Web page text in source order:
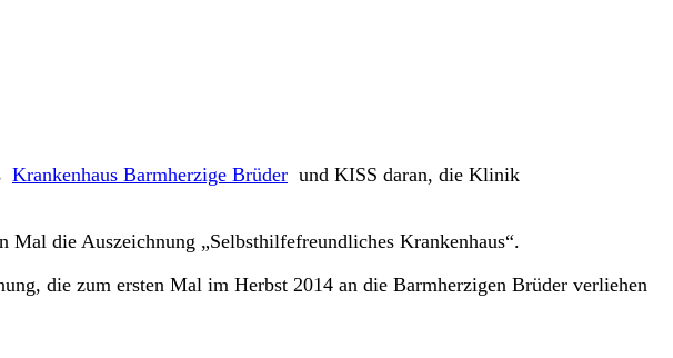
Krankenhaus Barmherzige Brüder und KISS daran, die Klinik
die Auszeichnung „Selbsthilfefreundliches Krankenhaus“.
die zum ersten Mal im Herbst 2014 an die Barmherzigen Brüder verliehen